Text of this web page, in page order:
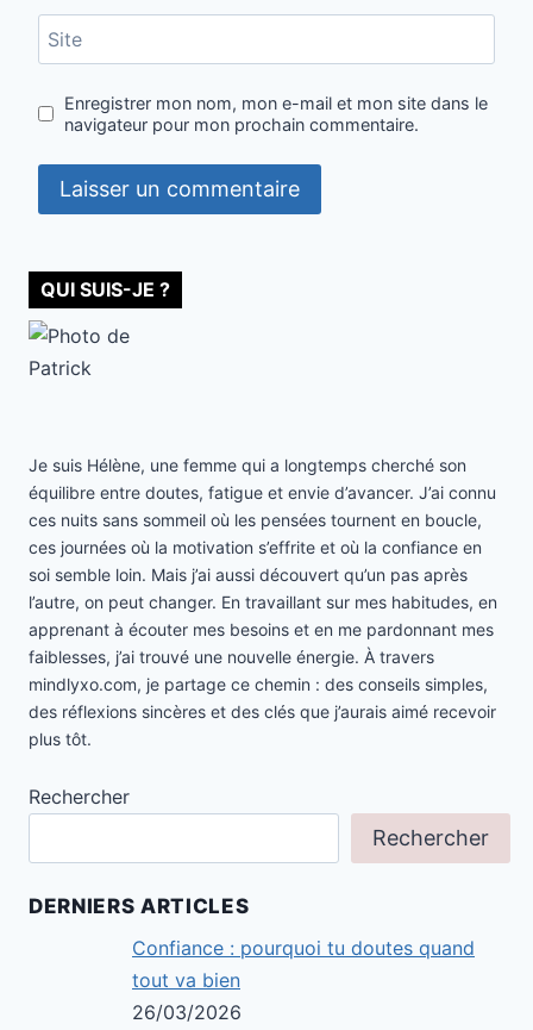
Site
Enregistrer mon nom, mon e-mail et mon site dans le
navigateur pour mon prochain commentaire.
QUI SUIS-JE ?
Je suis Hélène, une femme qui a longtemps cherché son
équilibre entre doutes, fatigue et envie d’avancer. J’ai connu
ces nuits sans sommeil où les pensées tournent en boucle,
ces journées où la motivation s’effrite et où la confiance en
soi semble loin. Mais j’ai aussi découvert qu’un pas après
l’autre, on peut changer. En travaillant sur mes habitudes, en
apprenant à écouter mes besoins et en me pardonnant mes
faiblesses, j’ai trouvé une nouvelle énergie. À travers
mindlyxo.com, je partage ce chemin : des conseils simples,
des réflexions sincères et des clés que j’aurais aimé recevoir
plus tôt.
Rechercher
Rechercher
DERNIERS ARTICLES
Confiance : pourquoi tu doutes quand
tout va bien
26/03/2026